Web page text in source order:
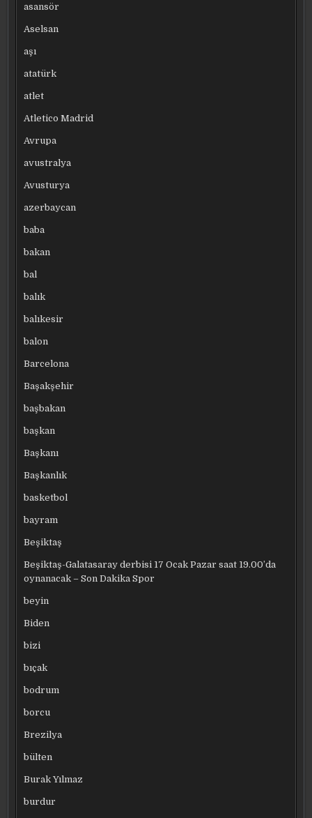
asansör
Aselsan
aşı
atatürk
atlet
Atletico Madrid
Avrupa
avustralya
Avusturya
azerbaycan
baba
bakan
bal
balık
balıkesir
balon
Barcelona
Başakşehir
başbakan
başkan
Başkanı
Başkanlık
basketbol
bayram
Beşiktaş
Beşiktaş-Galatasaray derbisi 17 Ocak Pazar saat 19.00’da
oynanacak – Son Dakika Spor
beyin
Biden
bizi
bıçak
bodrum
borcu
Brezilya
bülten
Burak Yılmaz
burdur